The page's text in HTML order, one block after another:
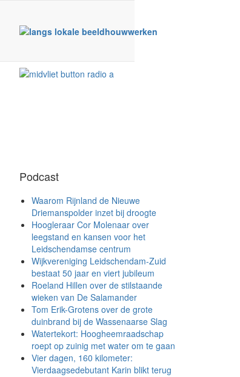
Podcast
Waarom Rijnland de Nieuwe
Driemanspolder inzet bij droogte
Hoogleraar Cor Molenaar over
leegstand en kansen voor het
Leidschendamse centrum
Wijkvereniging Leidschendam-Zuid
bestaat 50 jaar en viert jubileum
Roeland Hillen over de stilstaande
wieken van De Salamander
Tom Erik-Grotens over de grote
duinbrand bij de Wassenaarse Slag
Watertekort: Hoogheemraadschap
roept op zuinig met water om te gaan
Vier dagen, 160 kilometer:
Vierdaagsedebutant Karin blikt terug